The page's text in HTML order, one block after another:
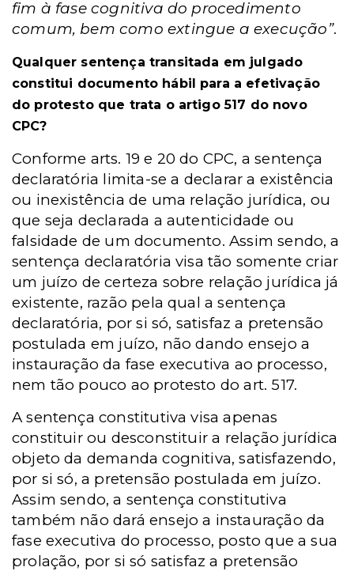
fim à fase cognitiva do procedimento
comum, bem como extingue a execução”.
Qualquer sentença transitada em julgado
constitui documento hábil para a efetivação
do protesto que trata o artigo 517 do novo
CPC?
Conforme arts. 19 e 20 do CPC, a sentença
declaratória limita-se a declarar a existência
ou inexistência de uma relação jurídica, ou
que seja declarada a autenticidade ou
falsidade de um documento. Assim sendo, a
sentença declaratória visa tão somente criar
um juízo de certeza sobre relação jurídica já
existente, razão pela qual a sentença
declaratória, por si só, satisfaz a pretensão
postulada em juízo, não dando ensejo a
instauração da fase executiva ao processo,
nem tão pouco ao protesto do art. 517.
A sentença constitutiva visa apenas
constituir ou desconstituir a relação jurídica
objeto da demanda cognitiva, satisfazendo,
por si só, a pretensão postulada em juízo.
Assim sendo, a sentença constitutiva
também não dará ensejo a instauração da
fase executiva do processo, posto que a sua
prolação, por si só satisfaz a pretensão